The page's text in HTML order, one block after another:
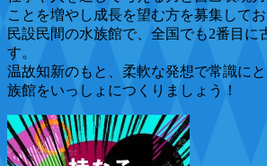
ことを増やし成長を望む方を募集してお
民設民間の水族館で、全国でも2番目に
す。
温故知新のもと、柔軟な発想で常識に
族館をいっしょにつくりましょう！